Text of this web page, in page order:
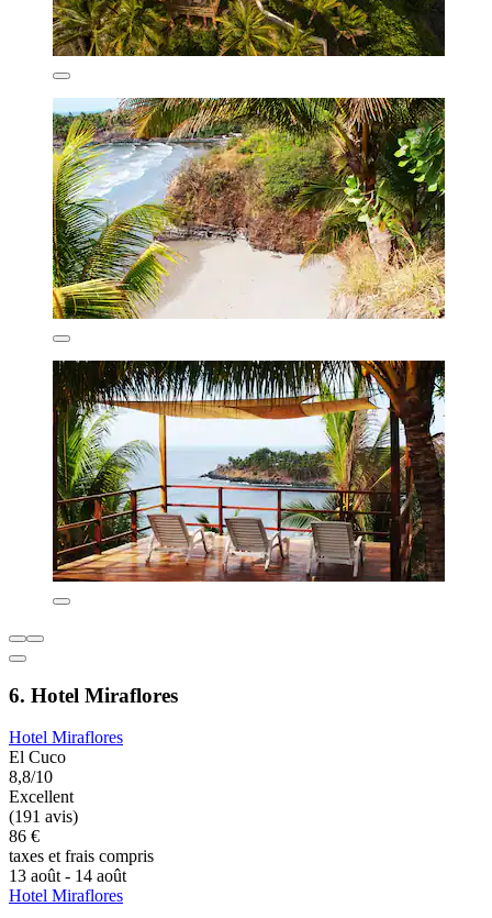
6. Hotel Miraflores
Hotel Miraflores
El Cuco
8,8/10
Excellent
(191 avis)
86 €
taxes et frais compris
13 août - 14 août
Hotel Miraflores